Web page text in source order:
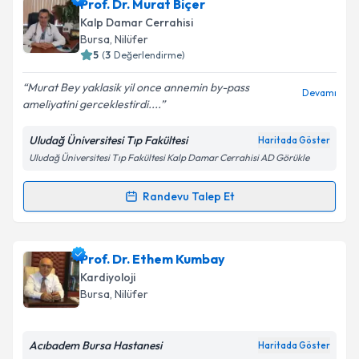
Takvim Talebini Gönder
oluşturun. Size bu uzmandan randevu almanız için bir
takvim hazırlandığında e-posta ile bilgilendireceğiz.
Kişisel verilerimin işlenmesine ilişkin
Aydınlatma
Metni'ni okudum ve kişisel verilerimin belirtilen
kapsamda işlenmesini kabul ediyorum.
Prof. Dr. Murat Biçer
Kalp Damar Cerrahisi
Bursa, Nilüfer
5 (3 Değerlendirme)
Murat Bey yaklasik yil once annemin by-pass
ameliyatini gerceklestirdi....
Devamı
Uludağ Üniversitesi Tıp Fakültesi Haritada Göster
Uludağ Üniversitesi Tıp Fakültesi Kalp Damar Cerrahisi AD Görükle
Randevu Talep Et
Randevu Takvimi Talebi
Prof. Dr. Murat Biçeriçin randevu takvimi talebi
oluşturun. Size bu uzmandan randevu almanız için bir
takvim hazırlandığında e-posta ile bilgilendireceğiz.
Prof. Dr. Ethem Kumbay
Kardiyoloji
Bursa, Nilüfer
Acıbadem Bursa Hastanesi Haritada Göster